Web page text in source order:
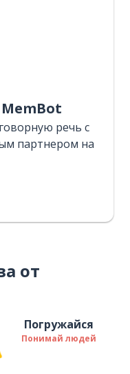
речь с
партнером на
от
Погружайся
Понимай людей